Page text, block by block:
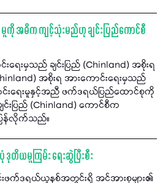
မူကို အဓိက ကျင့်သုံးမည်ဟု ချင်းပြည်ကောင်စီ
းရေးမှသည် ချင်းပြည် (Chinland) အစိုးရ
အစိုးရ အားကောင်းရေးမှသည်
င်းရေးမူနှင့်အညီ ဖက်ဒရယ်ပြည်ထောင်စုကို
းပြည် (Chinland) ကောင်စီက
ြန်လိုက်သည်။
တိယမူကြမ်း ရေးဆွဲပြီးစီး
ဖက်ဒရယ်ယူနစ်အတွင်းရှိ အင်အားစုများ၏